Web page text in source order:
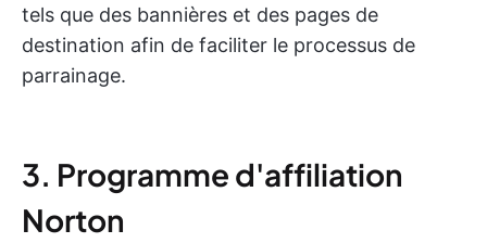
tels que des bannières et des pages de
destination afin de faciliter le processus de
parrainage.
3. Programme d'affiliation
Norton